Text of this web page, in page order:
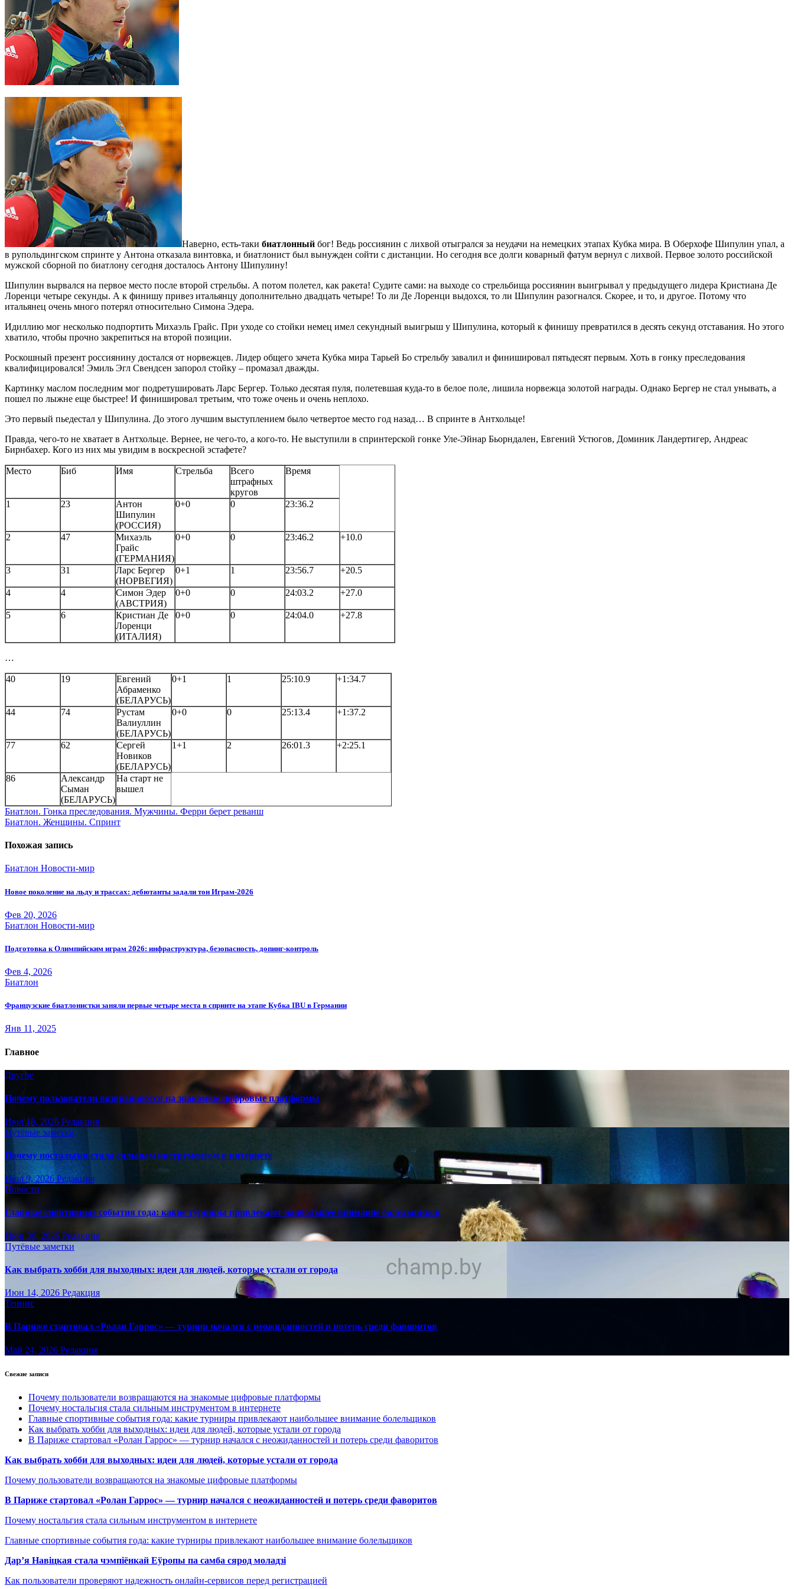
Наверно, есть-таки биатлонный бог! Ведь россиянин с лихвой отыгрался за неудачи на немецких этапах Кубка мира. В Оберхофе Шипулин упал, а
в рупольдингском спринте у Антона отказала винтовка, и биатлонист был вынужден сойти с дистанции. Но сегодня все долги коварный фатум вернул с лихвой. Первое золото российской
мужской сборной по биатлону сегодня досталось Антону Шипулину!
Шипулин вырвался на первое место после второй стрельбы. А потом полетел, как ракета! Судите сами: на выходе со стрельбища россиянин выигрывал у предыдущего лидера Кристиана Де
Лоренци четыре секунды. А к финишу привез итальянцу дополнительно двадцать четыре! То ли Де Лоренци выдохся, то ли Шипулин разогнался. Скорее, и то, и другое. Потому что
итальянец очень много потерял относительно Симона Эдера.
Идиллию мог несколько подпортить Михаэль Грайс. При уходе со стойки немец имел секундный выигрыш у Шипулина, который к финишу превратился в десять секунд отставания. Но этого
хватило, чтобы прочно закрепиться на второй позиции.
Роскошный презент россиянину достался от норвежцев. Лидер общего зачета Кубка мира Тарьей Бо стрельбу завалил и финишировал пятьдесят первым. Хоть в гонку преследования
квалифицировался! Эмиль Эгл Свендсен запорол стойку – промазал дважды.
Картинку маслом последним мог подретушировать Ларс Бергер. Только десятая пуля, полетевшая куда-то в белое поле, лишила норвежца золотой награды. Однако Бергер не стал унывать, а
пошел по лыжне еще быстрее! И финишировал третьим, что тоже очень и очень неплохо.
Это первый пьедестал у Шипулина. До этого лучшим выступлением было четвертое место год назад… В спринте в Антхольце!
Правда, чего-то не хватает в Антхольце. Вернее, не чего-то, а кого-то. Не выступили в спринтерской гонке Уле-Эйнар Бьорндален, Евгений Устюгов, Доминик Ландертигер, Андреас
Бирнбахер. Кого из них мы увидим в воскресной эстафете?
Место Биб Имя Стрельба
Всего
штрафных
кругов
Время
1 23
Антон
Шипулин
(РОССИЯ)
0+0 0 23:36.2
2 47
Михаэль
Грайс
(ГЕРМАНИЯ)
0+0 0 23:46.2 +10.0
3 31
Ларс Бергер
(НОРВЕГИЯ)
0+1 1 23:56.7 +20.5
4 4
Симон Эдер
(АВСТРИЯ)
0+0 0 24:03.2 +27.0
5 6
Кристиан Де
Лоренци
(ИТАЛИЯ)
0+0 0 24:04.0 +27.8
…
40 19
Евгений
Абраменко
(БЕЛАРУСЬ)
0+1 1 25:10.9 +1:34.7
44 74
Рустам
Валиуллин
(БЕЛАРУСЬ)
0+0 0 25:13.4 +1:37.2
77 62
Сергей
Новиков
(БЕЛАРУСЬ)
1+1 2 26:01.3 +2:25.1
86
Александр
Сыман
(БЕЛАРУСЬ)
На старт не
вышел
Навигация
по
записям
Биатлон. Гонка преследования. Мужчины. Ферри берет реванш
Биатлон. Женщины. Спринт
Похожая запись
Биатлон Новости-мир
Новое поколение на льду и трассах: дебютанты задали тон Играм-2026
Фев 20, 2026
Биатлон Новости-мир
Подготовка к Олимпийским играм 2026: инфраструктура, безопасность, допинг-контроль
Фев 4, 2026
Биатлон
Французские биатлонистки заняли первые четыре места в спринте на этапе Кубка IBU в Германии
Янв 11, 2025
Главное
Другое
Почему пользователи возвращаются на знакомые цифровые платформы
Июл 18, 2026 Редакция
Путёвые заметки
Почему ностальгия стала сильным инструментом в интернете
Июл 9, 2026 Редакция
Новости
Главные спортивные события года: какие турниры привлекают наибольшее внимание болельщиков
Июн 30, 2026 Редакция
Путёвые заметки
Как выбрать хобби для выходных: идеи для людей, которые устали от города
Июн 14, 2026 Редакция
Теннис
В Париже стартовал «Ролан Гаррос» — турнир начался с неожиданностей и потерь среди фаворитов
Май 24, 2026 Редакция
Свежие записи
Почему пользователи возвращаются на знакомые цифровые платформы
Почему ностальгия стала сильным инструментом в интернете
Главные спортивные события года: какие турниры привлекают наибольшее внимание болельщиков
Как выбрать хобби для выходных: идеи для людей, которые устали от города
В Париже стартовал «Ролан Гаррос» — турнир начался с неожиданностей и потерь среди фаворитов
Как выбрать хобби для выходных: идеи для людей, которые устали от города
Почему пользователи возвращаются на знакомые цифровые платформы
В Париже стартовал «Ролан Гаррос» — турнир начался с неожиданностей и потерь среди фаворитов
Почему ностальгия стала сильным инструментом в интернете
Главные спортивные события года: какие турниры привлекают наибольшее внимание болельщиков
Дар’я Навіцкая стала чэмпіёнкай Еўропы па самба сярод моладзі
Как пользователи проверяют надежность онлайн-сервисов перед регистрацией